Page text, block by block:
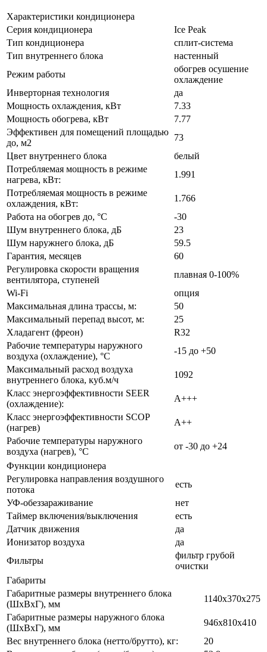
Характеристики кондиционера
Серия кондиционера
Ice Peak
Тип кондиционера
сплит-система
Тип внутреннего блока
настенный
Режим работы
обогрев осушение
охлаждение
Инверторная технология
да
Мощность охлаждения, кВт
7.33
Мощность обогрева, кВт
7.77
Эффективен для помещений площадью
до, м2
73
Цвет внутреннего блока
белый
Потребляемая мощность в режиме
нагрева, кВт:
1.991
Потребляемая мощность в режиме
охлаждения, кВт:
1.766
Работа на обогрев до, °C
-30
Шум внутреннего блока, дБ
23
Шум наружнего блока, дБ
59.5
Гарантия, месяцев
60
Регулировка скорости вращения
вентилятора, ступеней
плавная 0-100%
Wi-Fi
опция
Максимальная длина трассы, м:
50
Максимальный перепад высот, м:
25
Хладагент (фреон)
R32
Рабочие температуры наружного
воздуха (охлаждение), °C
-15 до +50
Максимальный расход воздуха
внутреннего блока, куб.м/ч
1092
Класс энергоэффективности SEER
(охлаждение):
A+++
Класс энергоэффективности SCOP
(нагрев)
A++
Рабочие температуры наружного
воздуха (нагрев), °С
от -30 до +24
Функции кондиционера
Регулировка направления воздушного
потока
есть
УФ-обеззараживание
нет
Таймер включения/выключения
есть
Датчик движения
да
Ионизатор воздуха
да
Фильтры
фильтр грубой
очистки
Габариты
Габаритные размеры внутреннего блока
(ШxВxГ), мм
1140x370x275
Габаритные размеры наружного блока
(ШxВxГ), мм
946x810x410
Вес внутреннего блока (нетто/брутто), кг:
20